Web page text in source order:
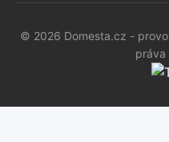
© 2026 Domesta.cz -
práva